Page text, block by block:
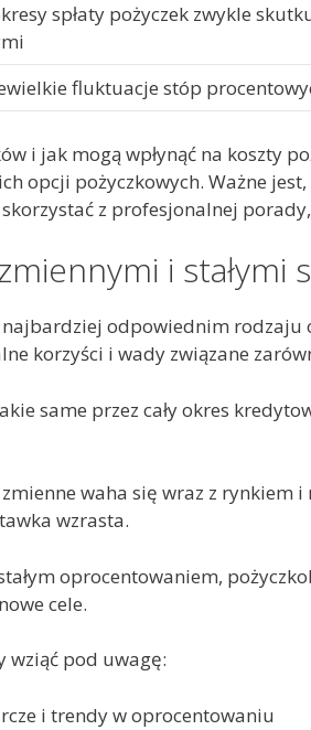
spłaty pożyczek zwykle
fluktuacje stóp
i jak mogą wpłynąć na koszty
opcji pożyczkowych. Ważne
z profesjonalnej
i
odpowiednim
korzyści i wady związane
same przez cały okres
waha się wraz z rynkiem
wzrasta.
oprocentowaniem,
cele.
wziąć pod uwagę:
i trendy w oprocentowaniu